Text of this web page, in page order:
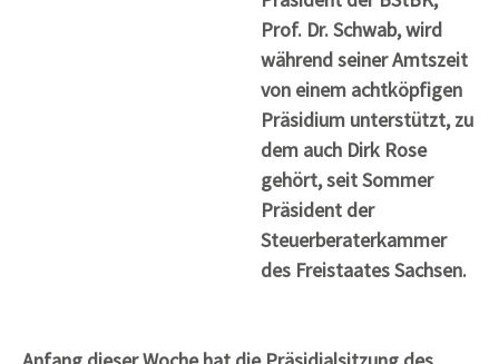
Prof. Dr. Schwab, wird
während seiner Amtszeit
von einem achtköpfigen
Präsidium unterstützt, zu
dem auch Dirk Rose
gehört, seit Sommer
Präsident der
Steuerberaterkammer
des Freistaates Sachsen.